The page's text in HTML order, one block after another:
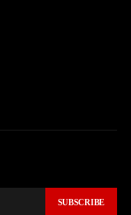
SUBSCRIBE